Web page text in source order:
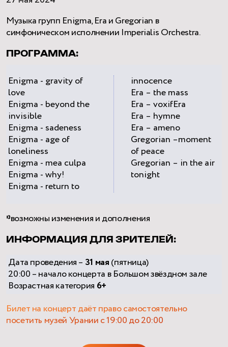
Музыка групп Enigma, Era и Gregorian в
симфоническом исполнении Imperialis Orchestra.
ПРОГРАММА:
Enigma - gravity of
love
Enigma - beyond the
invisible
Enigma - sadeness
Enigma - age of
loneliness
Enigma - mea culpa
Enigma - why!
Enigma - return to
innocence
Era – the mass
Era – voxifEra
Era – hymne
Era – ameno
Gregorian –moment
of peace
Gregorian – in the air
tonight
*возможны изменения и дополнения
ИНФОРМАЦИЯ ДЛЯ ЗРИТЕЛЕЙ:
Дата проведения – 31 мая(пятница)
20:00 – начало концерта в Большом звёздном зале
Возрастная категория 6+
Билет на концерт даёт право самостоятельно
посетить музей Урании с 19:00 до 20:00